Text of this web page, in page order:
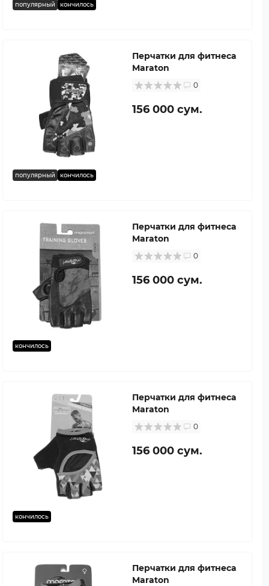
популярный кончилось
популярный кончилось
Перчатки для фитнеса
Maraton
0
156 000 сум.
кончилось
Перчатки для фитнеса
Maraton
0
156 000 сум.
кончилось
Перчатки для фитнеса
Maraton
0
156 000 сум.
Перчатки для фитнеса
Maraton